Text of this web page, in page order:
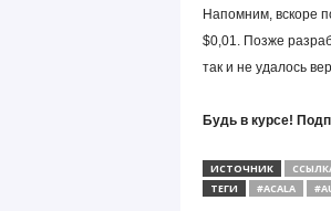
Напомним, вскоре
$0,01. Позже
так и не удалось
Будь в курсе!
ИСТОЧНИК
ТЕГИ
#ACALA